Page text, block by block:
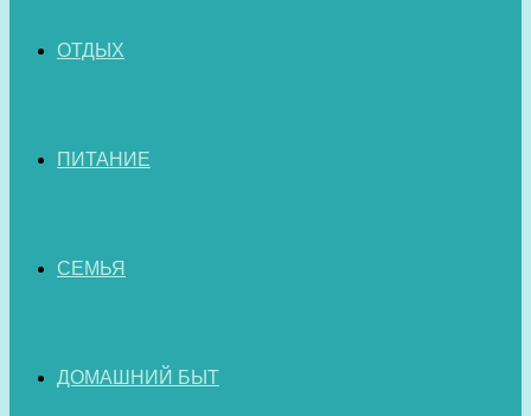
ОТДЫХ
ПИТАНИЕ
СЕМЬЯ
ДОМАШНИЙ БЫТ